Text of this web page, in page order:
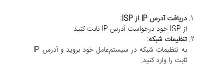
دریافت آدرس IP از ISP:
از ISP خود درخواست آدرس IP ثابت کنید.
تنظیمات شبکه:
به تنظیمات شبکه در سیستم‌عامل خود بروید و آدرس IP
ثابت را وارد کنید.